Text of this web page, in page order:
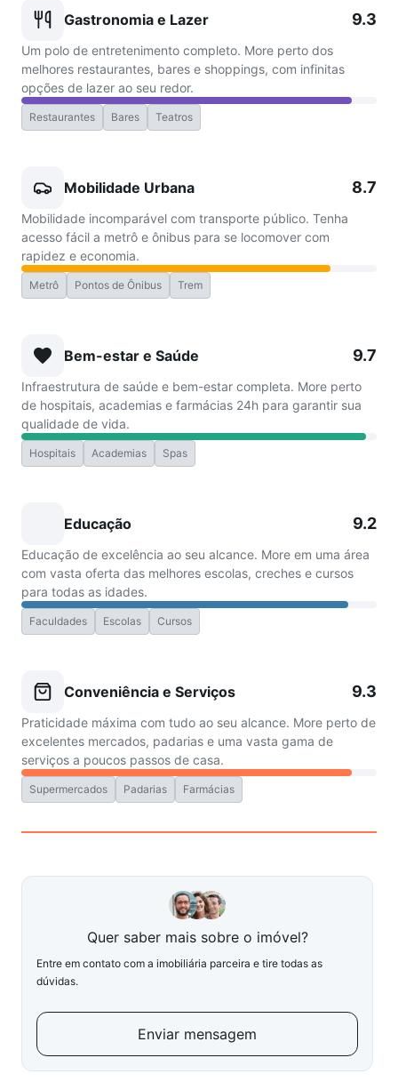
Gastronomia e Lazer 9.3
Um polo de entretenimento completo. More perto dos
melhores restaurantes, bares e shoppings, com infinitas
opções de lazer ao seu redor.
Restaurantes Bares Teatros
Mobilidade Urbana 8.7
Mobilidade incomparável com transporte público. Tenha
acesso fácil a metrô e ônibus para se locomover com
rapidez e economia.
Metrô Pontos de Ônibus Trem
Bem-estar e Saúde 9.7
Infraestrutura de saúde e bem-estar completa. More perto
de hospitais, academias e farmácias 24h para garantir sua
qualidade de vida.
Hospitais Academias Spas
Educação 9.2
Educação de excelência ao seu alcance. More em uma área
com vasta oferta das melhores escolas, creches e cursos
para todas as idades.
Faculdades Escolas Cursos
Conveniência e Serviços 9.3
Praticidade máxima com tudo ao seu alcance. More perto de
excelentes mercados, padarias e uma vasta gama de
serviços a poucos passos de casa.
Supermercados Padarias Farmácias
Quer saber mais sobre o imóvel?
Entre em contato com a imobiliária parceira e tire todas as
dúvidas.
Enviar mensagem